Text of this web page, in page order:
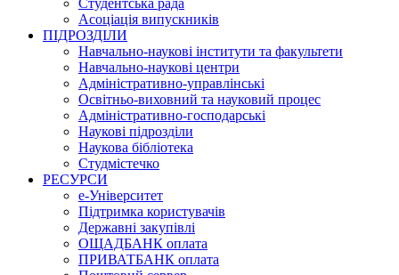
Асоціація випускників
ПІДРОЗДІЛИ
Навчально-наукові інститути та факультети
Навчально-наукові центри
Адміністративно-управлінські
Освітньо-виховний та науковий процес
Адміністративно-господарські
Наукові підрозділи
Наукова бібліотека
Студмістечко
РЕСУРСИ
е-Університет
Підтримка користувачів
Державні закупівлі
ОЩАДБАНК оплата
ПРИВАТБАНК оплата